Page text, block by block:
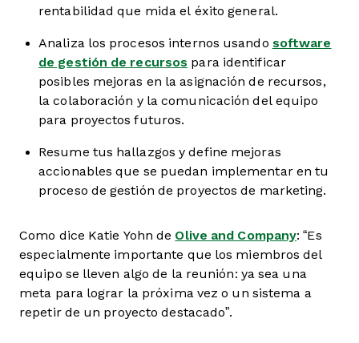
rentabilidad que mida el éxito general.
Analiza los procesos internos usando software
de gestión de recursos para identificar
posibles mejoras en la asignación de recursos,
la colaboración y la comunicación del equipo
para proyectos futuros.
Resume tus hallazgos y define mejoras
accionables que se puedan implementar en tu
proceso de gestión de proyectos de marketing.
Como dice Katie Yohn de Olive and Company: “Es
especialmente importante que los miembros del
equipo se lleven algo de la reunión: ya sea una
meta para lograr la próxima vez o un sistema a
repetir de un proyecto destacado”.